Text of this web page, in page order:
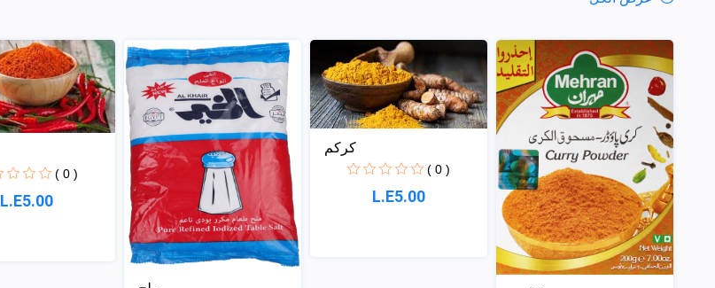
( 0 )
L.E5.00
كركم
( 0 )
L.E5.00